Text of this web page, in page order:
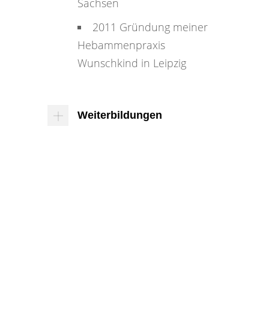
Sachsen
2011 Gründung meiner
Hebammenpraxis
Wunschkind in Leipzig
Weiterbildungen